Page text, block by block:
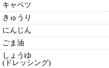
キャベツ
きゅうり
にんじん
ごま油
しょうゆ
(ドレッシング)